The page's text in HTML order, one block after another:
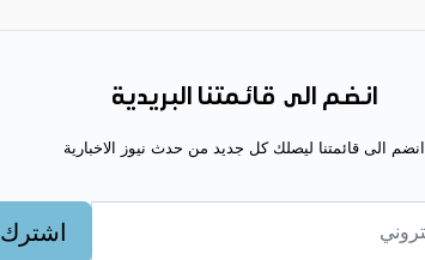
انضم الى قائمتنا البريدية
انضم الى قائمتنا ليصلك كل جديد من حدث نيوز الاخبارية
اشترك